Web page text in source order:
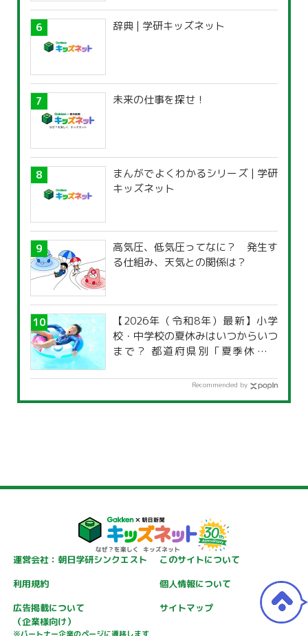
辞典 | 学研キッズネット
未来の仕事を探せ！
まんがでよくわかるシリーズ | 学研
キッズネット
高気圧、低気圧ってなに？ 発生す
る仕組み、天気との関係は？
【2026年（令和8年）最新】小学
校・中学校の夏休みはいつからいつ
まで？ 都道府県別「夏季休暇一
Recommended by
運営会社：朝日学研シンクエスト
このサイトについて
利用規約
個人情報について
広告掲載について
（企業様向け）
サイトマップ